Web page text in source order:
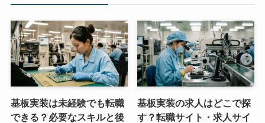
基板実装は未経験でも転職
できる？必要なスキルと後
基板実装の求人はどこで探
す？転職サイト・求人サイ